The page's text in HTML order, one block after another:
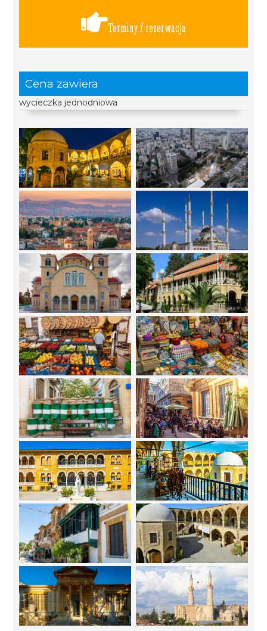
Terminy / rezerwacja
Cena zawiera
wycieczka jednodniowa